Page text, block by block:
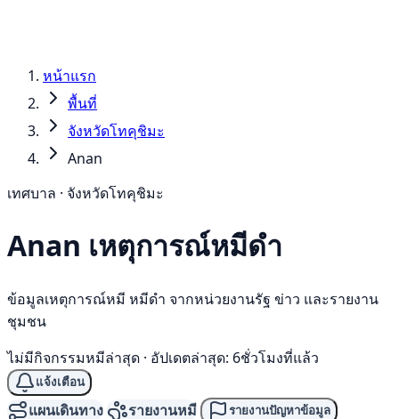
หน้าแรก
พื้นที่
จังหวัดโทคุชิมะ
Anan
เทศบาล · จังหวัดโทคุชิมะ
Anan เหตุการณ์หมีดำ
ข้อมูลเหตุการณ์หมี หมีดำ จากหน่วยงานรัฐ ข่าว และรายงาน
ชุมชน
ไม่มีกิจกรรมหมีล่าสุด · อัปเดตล่าสุด: 6ชั่วโมงที่แล้ว
แจ้งเตือน
แผนเดินทาง รายงานหมี รายงานปัญหาข้อมูล